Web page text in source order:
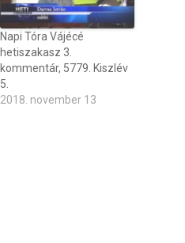
Napi Tóra Vájécé
hetiszakasz 3.
kommentár, 5779. Kiszlév
5.
2018. november 13